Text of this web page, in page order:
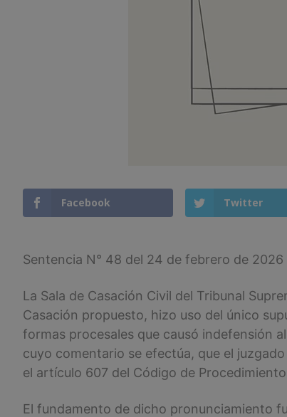
Facebook Twitter
Sentencia N° 48 del 24 de febrero de
La Sala de Casación Civil del Tribunal
Casación propuesto, hizo uso del único
formas procesales que causó indefensión
cuyo comentario se efectúa, que el
el artículo 607 del Código de
El fundamento de dicho pronunciamiento